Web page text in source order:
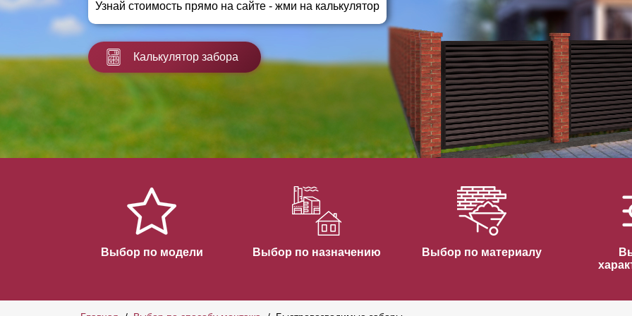
Заборы для дачи
Заборы и ограждения для школ
Забор на участок 10 соток
Горизонтальные заборы
Высокие заборы
Красивые, дизайнерские заборы
ВЫБОР ПО СПОСОБУ МОНТАЖА
Заборы под ключ
Готовые заборы
Быстровозводимые заборы
Узнай стоимость прямо на сайте - жми на калькулятор
Калькулятор забора
Выбор по модели Выбор по назначению Выбор по материалу